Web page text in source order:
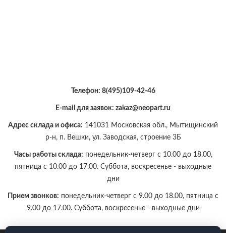
Телефон: 8(495)109-42-46
E-mail для заявок: zakaz@neopart.ru
Адрес склада и офиса: 141031 Московская обл., Мытищинский
р-н, п. Вешки, ул. Заводская, строение 3Б
Часы работы склада: понедельник-четверг с 10.00 до 18.00,
пятница с 10.00 до 17.00. Суббота, воскресенье - выходные
дни
Прием звонков: понедельник-четверг с 9.00 до 18.00, пятница с
9.00 до 17.00. Суббота, воскресенье - выходные дни